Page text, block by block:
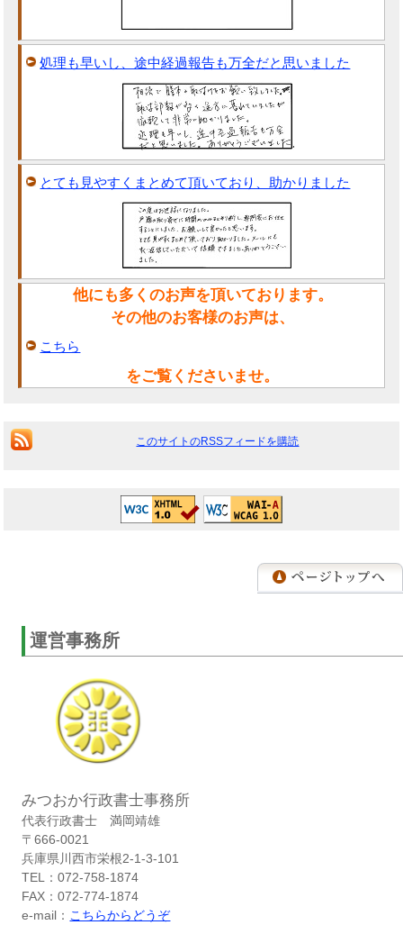
処理も早いし、途中経過報告も万全だと思いました
とても見やすくまとめて頂いており、助かりました
他にも多くのお声を頂いております。
その他のお客様のお声は、
こちら
をご覧くださいませ。
このサイトのRSSフィードを購読
運営事務所
みつおか行政書士事務所
代表行政書士 満岡靖雄
〒666-0021
兵庫県川西市栄根2-1-3-101
TEL：072-758-1874
FAX：072-774-1874
e-mail： こちらからどうぞ